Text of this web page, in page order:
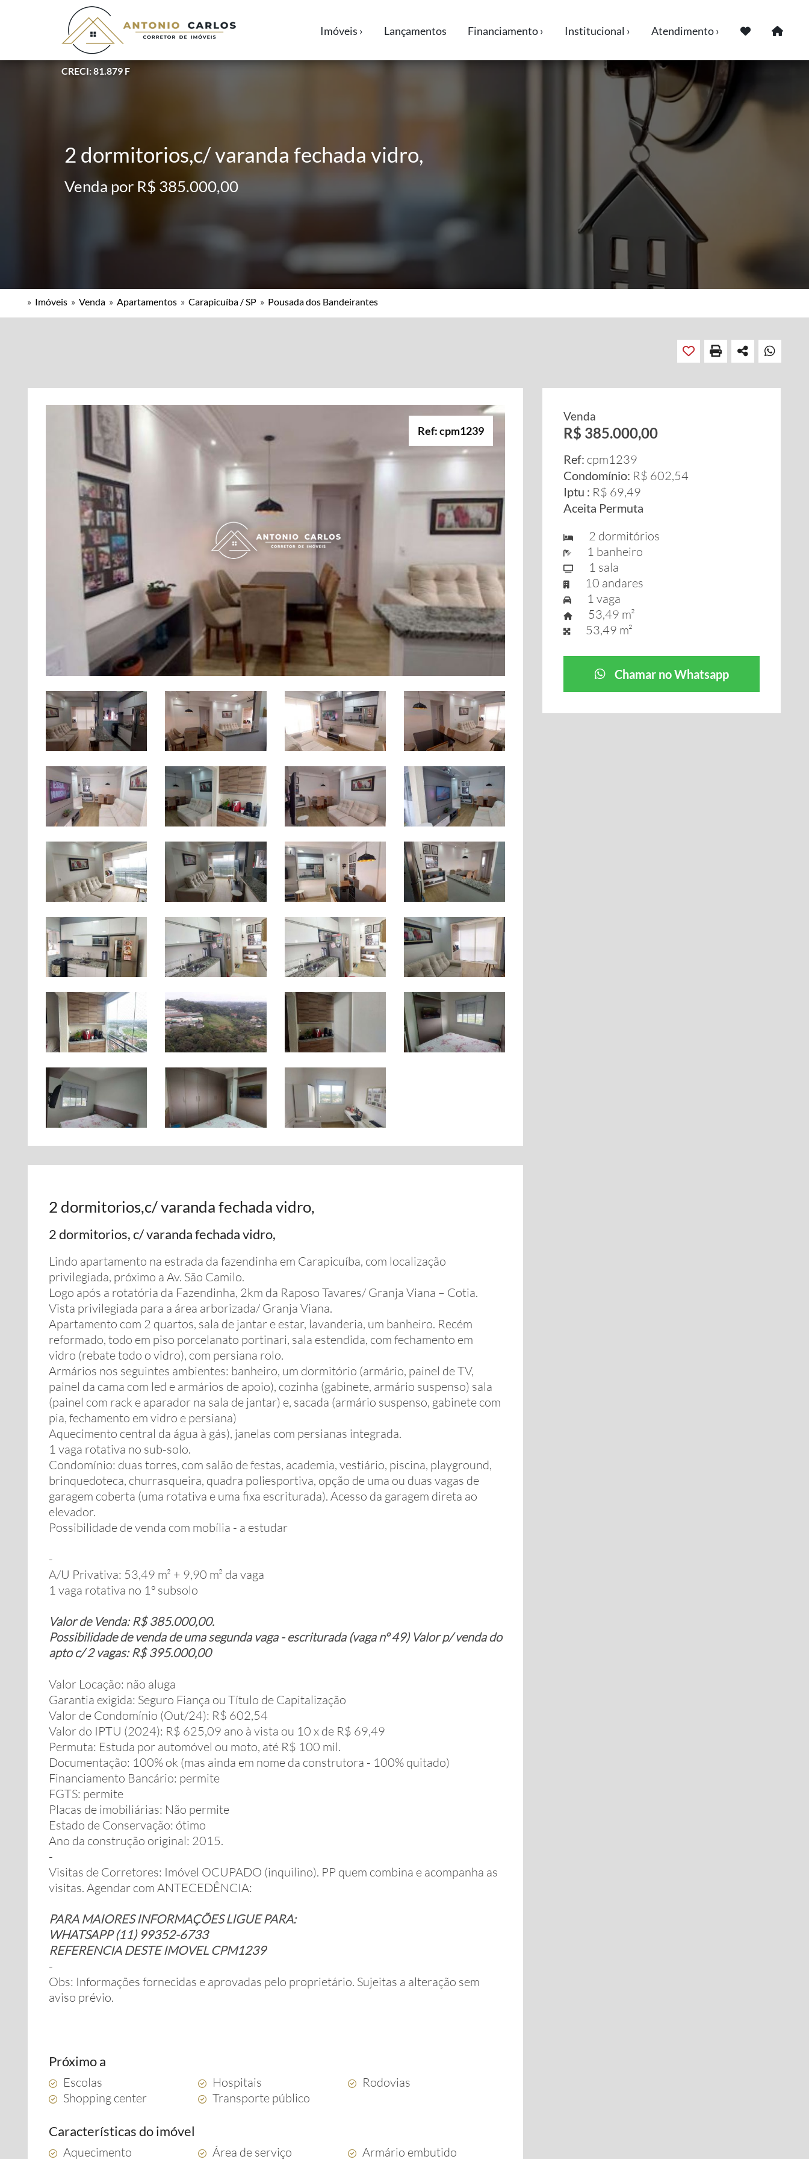
CRECI: 81.879 F
Imóveis › Lançamentos Financiamento › Institucional › Atendimento ›
2 dormitorios,c/ varanda fechada vidro,
Venda por R$ 385.000,00
» Imóveis » Venda » Apartamentos » Carapicuíba / SP » Pousada dos Bandeirantes
Ref: cpm1239
2 dormitorios,c/ varanda fechada vidro,
2 dormitorios, c/ varanda fechada vidro,
Lindo apartamento na estrada da fazendinha em Carapicuíba, com localização
privilegiada, próximo a Av. São Camilo.
Logo após a rotatória da Fazendinha, 2km da Raposo Tavares/ Granja Viana – Cotia.
Vista privilegiada para a área arborizada/ Granja Viana.
Apartamento com 2 quartos, sala de jantar e estar, lavanderia, um banheiro. Recém
reformado, todo em piso porcelanato portinari, sala estendida, com fechamento em
vidro (rebate todo o vidro), com persiana rolo.
Armários nos seguintes ambientes: banheiro, um dormitório (armário, painel de TV,
painel da cama com led e armários de apoio), cozinha (gabinete, armário suspenso) sala
(painel com rack e aparador na sala de jantar) e, sacada (armário suspenso, gabinete com
pia, fechamento em vidro e persiana)
Aquecimento central da água à gás), janelas com persianas integrada.
1 vaga rotativa no sub-solo.
Condomínio: duas torres, com salão de festas, academia, vestiário, piscina, playground,
brinquedoteca, churrasqueira, quadra poliesportiva, opção de uma ou duas vagas de
garagem coberta (uma rotativa e uma fixa escriturada). Acesso da garagem direta ao
elevador.
Possibilidade de venda com mobília - a estudar
-
A/U Privativa: 53,49 m² + 9,90 m² da vaga
1 vaga rotativa no 1º subsolo
Valor de Venda: R$ 385.000,00.
Possibilidade de venda de uma segunda vaga - escriturada (vaga nº 49) Valor p/ venda do
apto c/ 2 vagas: R$ 395.000,00
Valor Locação: não aluga
Garantia exigida: Seguro Fiança ou Título de Capitalização
Valor de Condomínio (Out/24): R$ 602,54
Valor do IPTU (2024): R$ 625,09 ano à vista ou 10 x de R$ 69,49
Permuta: Estuda por automóvel ou moto, até R$ 100 mil.
Documentação: 100% ok (mas ainda em nome da construtora - 100% quitado)
Financiamento Bancário: permite
FGTS: permite
Placas de imobiliárias: Não permite
Estado de Conservação: ótimo
Ano da construção original: 2015.
-
Visitas de Corretores: Imóvel OCUPADO (inquilino). PP quem combina e acompanha as
visitas. Agendar com ANTECEDÊNCIA:
PARA MAIORES INFORMAÇÕES LIGUE PARA:
WHATSAPP (11) 99352-6733
REFERENCIA DESTE IMOVEL CPM1239
-
Obs: Informações fornecidas e aprovadas pelo proprietário. Sujeitas a alteração sem
aviso prévio.
Próximo a
Escolas Hospitais
Rodovias
Shopping center
Transporte público
Características do imóvel
Aquecimento Área de serviço Armário embutido
Venda
R$ 385.000,00
Ref: cpm1239
Condomínio: R$ 602,54
Iptu : R$ 69,49
Aceita Permuta
2 dormitórios
1 banheiro
1 sala
10 andares
1 vaga
53,49 m²
53,49 m²
Chamar no Whatsapp